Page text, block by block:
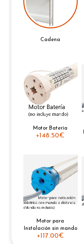
Cadena
Motor Batería
+148.50€
Motor para
Instalación sin mando
+117.00€